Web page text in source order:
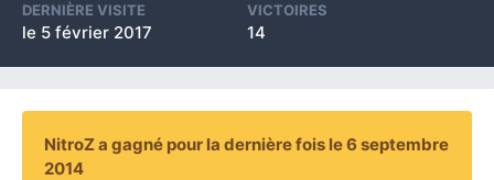
DERNIÈRE VISITE
le 5 février 2017
VICTOIRES
14
NitroZ a gagné pour la dernière fois le 6 septembre
2014